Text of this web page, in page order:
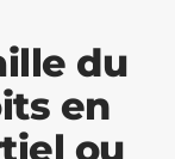
du
en
ou